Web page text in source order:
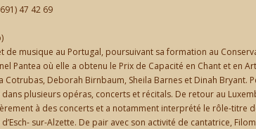
47 42 69
de musique au Portugal, poursuivant sa formation au
Pantea où elle a obtenu le Prix de Capacité en Chant et en
Cotrubas, Deborah Birnbaum, Sheila Barnes et Dinah Bryant.
plusieurs opéras, concerts et récitals. De retour au
à des concerts et a notamment interprété le rôle-titre
sur-Alzette. De pair avec son activité de cantatrice,